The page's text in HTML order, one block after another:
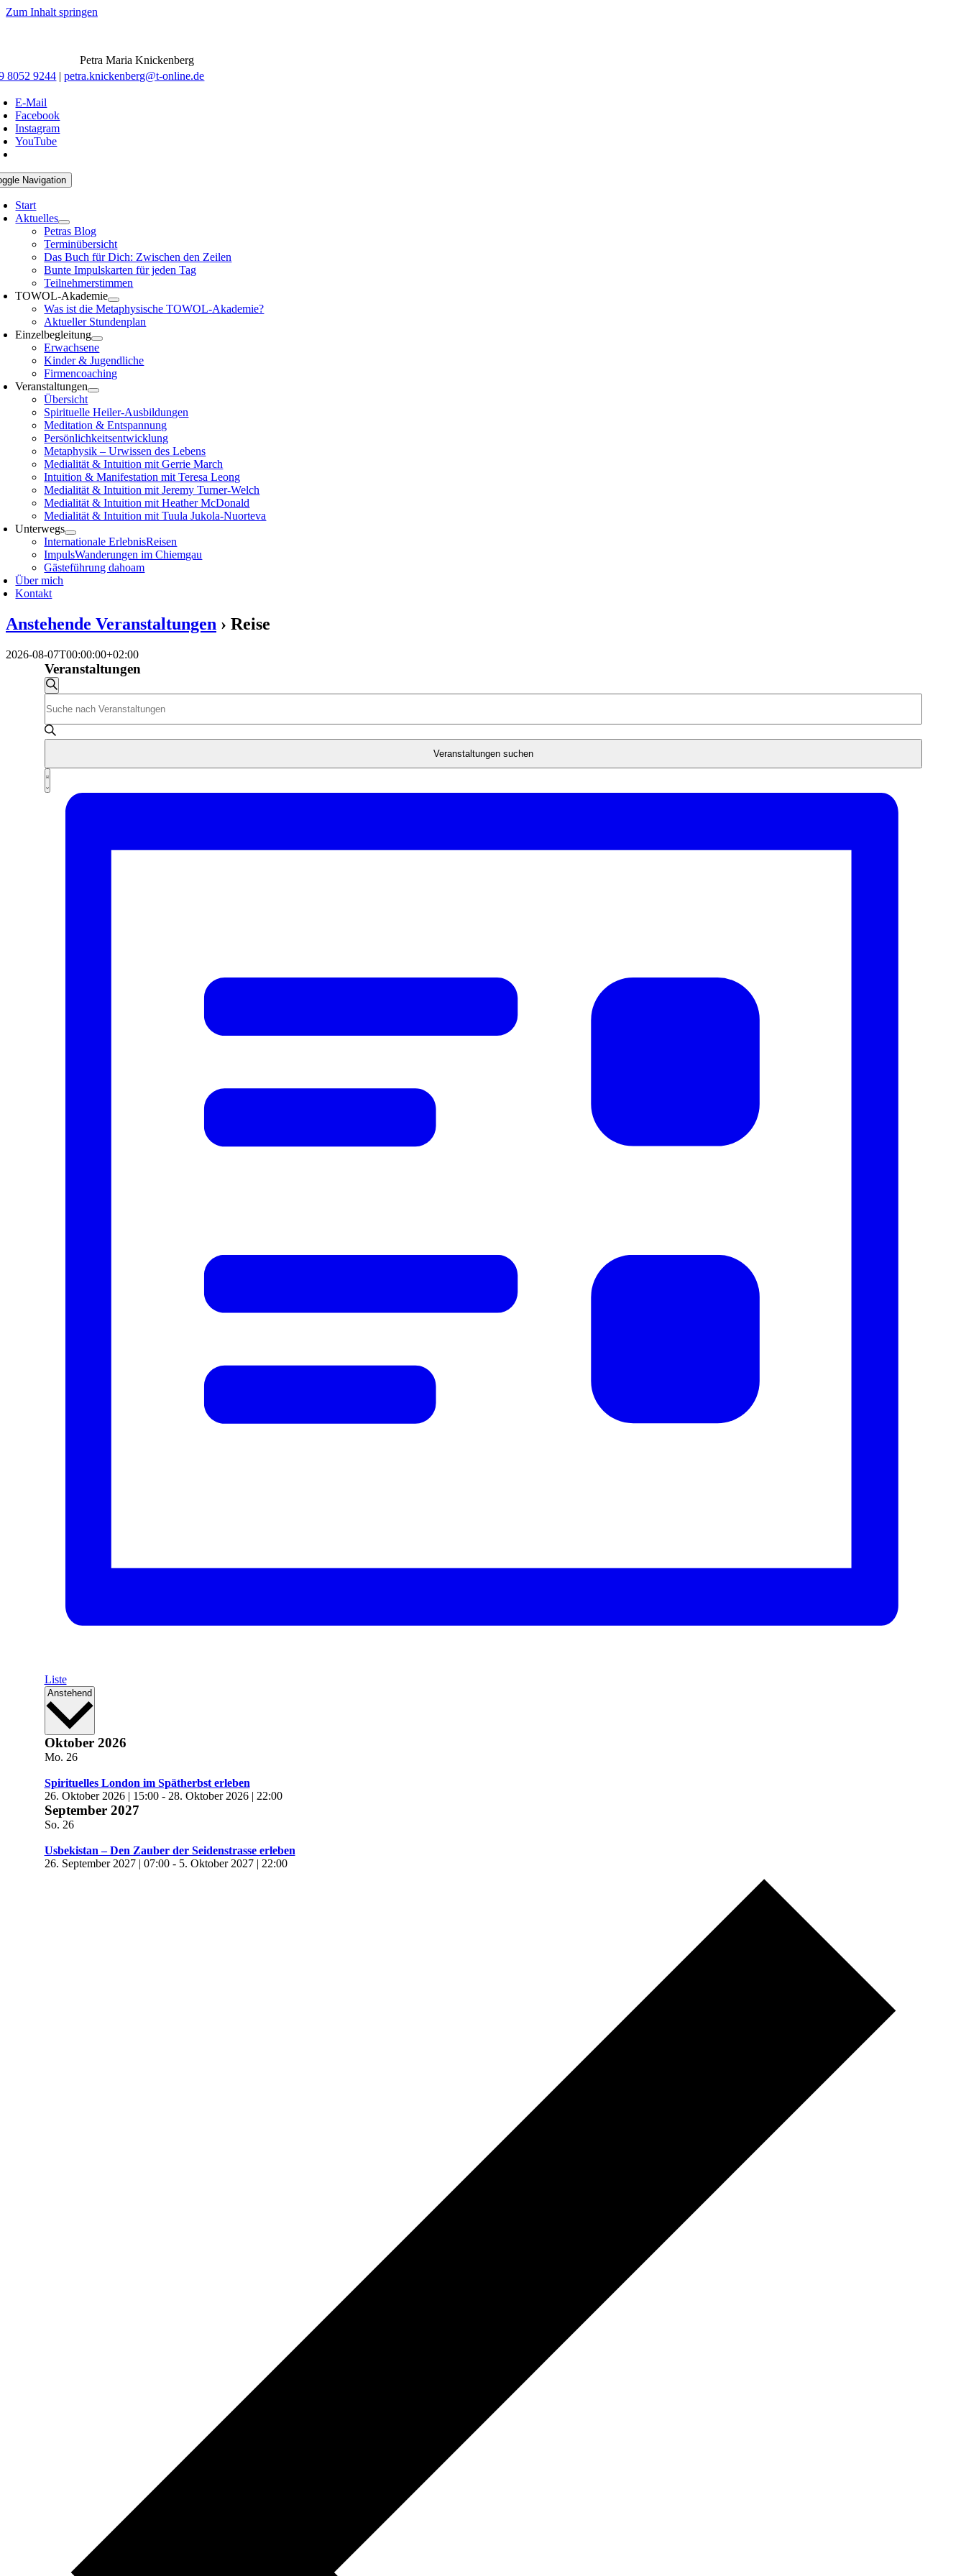
Zum Inhalt springen
Petra Maria Knickenberg
8052 9244 |petra.knickenberg@t-online.de
E-Mail
Facebook
Instagram
YouTube
Navigation
Start
Aktuelles
Petras Blog
Terminübersicht
Das Buch für Dich: Zwischen den Zeilen
Bunte Impulskarten für jeden Tag
Teilnehmerstimmen
TOWOL-Akademie
Was ist die Metaphysische TOWOL-Akademie?
Aktueller Stundenplan
Einzelbegleitung
Erwachsene
Kinder & Jugendliche
Firmencoaching
Veranstaltungen
Übersicht
Spirituelle Heiler-Ausbildungen
Meditation & Entspannung
Persönlichkeitsentwicklung
Metaphysik – Urwissen des Lebens
Medialität & Intuition mit Gerrie March
Intuition & Manifestation mit Teresa Leong
Medialität & Intuition mit Jeremy Turner-Welch
Medialität & Intuition mit Heather McDonald
Medialität & Intuition mit Tuula Jukola-Nuorteva
Unterwegs
Internationale ErlebnisReisen
ImpulsWanderungen im Chiemgau
Gästeführung dahoam
Über mich
Kontakt
Anstehende Veranstaltungen › Reise
2026-08-07T00:00:00+02:00
Veranstaltungen
Veranstaltungen
Suche
und
Ansichten,
Navigation
Suche
Schlüsselwort
eingeben.
Suche
Veranstaltungen
Schlüsselwort.
Veranstaltungen suchen
Veranstaltung
Ansichten-
Navigation
Liste
Liste
Anstehend Datum
Oktober 2026
Mo. 26
Spirituelles London im Spätherbst erleben
26. Oktober 2026 | 15:00- 28. Oktober 2026 | 22:00
September 2027
So. 26
Usbekistan – Den Zauber der Seidenstrasse erleben
26. September 2027 | 07:00- 5. Oktober 2027 | 22:00